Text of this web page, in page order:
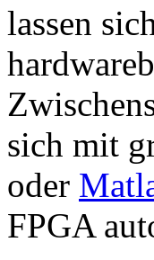
lassen
sich mit
oder
FPGA